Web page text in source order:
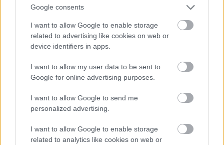
Google consents
I want to allow Google to enable storage
related to advertising like cookies on web or
device identifiers in apps.
I want to allow my user data to be sent to
Google for online advertising purposes.
I want to allow Google to send me
personalized advertising.
I want to allow Google to enable storage
related to analytics like cookies on web or
apmeklējuma klients
brīdina citus
autovadītājus
neuzkāpt uz tā paša
grābekļa
izstrādājis vakcīnu pret
Laimas slimību
Atcelt Ziņot